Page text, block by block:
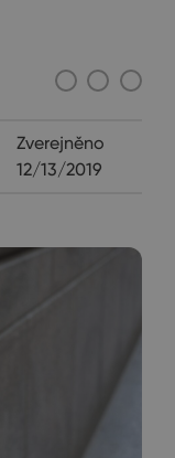
Zverejněno
12/13/2019